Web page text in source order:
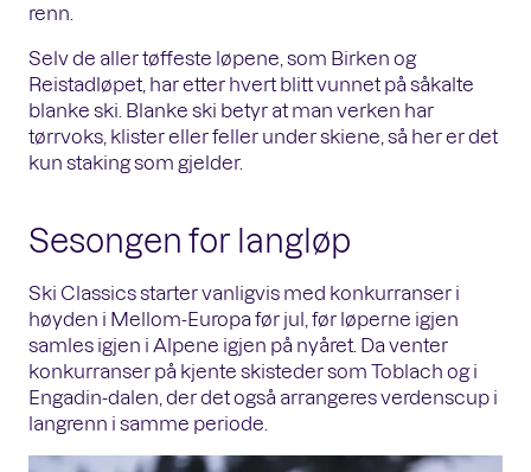
renn.
Selv de aller tøffeste løpene, som Birken og
Reistadløpet, har etter hvert blitt vunnet på såkalte
blanke ski. Blanke ski betyr at man verken har
tørrvoks, klister eller feller under skiene, så her er det
kun staking som gjelder.
Sesongen for langløp
Ski Classics starter vanligvis med konkurranser i
høyden i Mellom-Europa før jul, før løperne igjen
samles igjen i Alpene igjen på nyåret. Da venter
konkurranser på kjente skisteder som Toblach og i
Engadin-dalen, der det også arrangeres verdenscup i
langrenn i samme periode.